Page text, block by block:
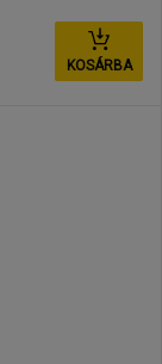
KOSÁRBA